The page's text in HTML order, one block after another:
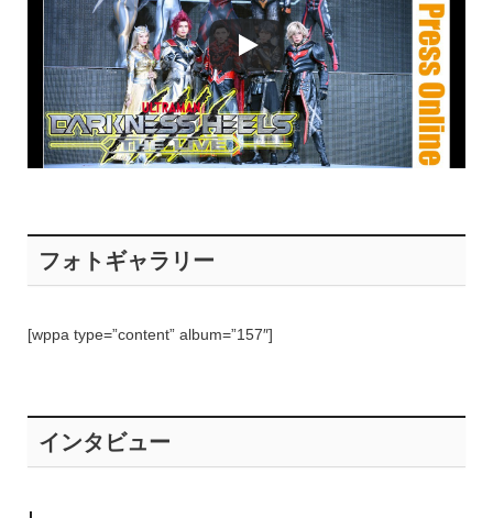
フォトギャラリー
[wppa type=”content” album=”157″]
インタビュー